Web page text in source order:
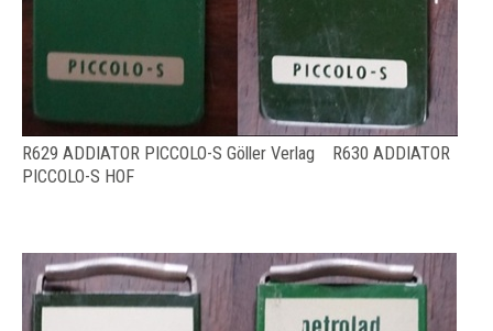
R629 ADDIATOR PICCOLO-S Göller Verlag R630 ADDIATOR
PICCOLO-S HOF